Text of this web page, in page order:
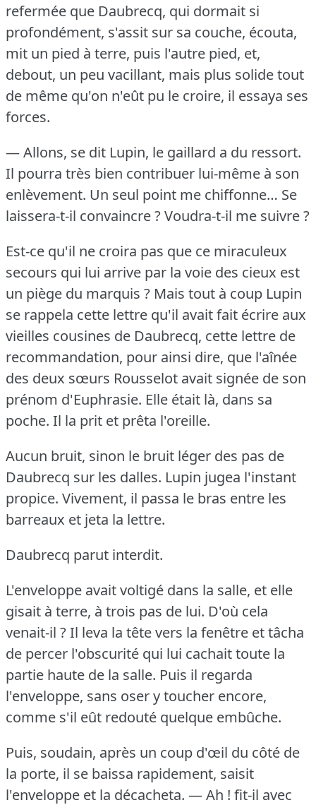
refermée que Daubrecq, qui dormait si
profondément, s'assit sur sa couche, écouta,
mit un pied à terre, puis l'autre pied, et,
debout, un peu vacillant, mais plus solide tout
de même qu'on n'eût pu le croire, il essaya ses
forces.
— Allons, se dit Lupin, le gaillard a du ressort.
Il pourra très bien contribuer lui-même à son
enlèvement. Un seul point me chiffonne… Se
laissera-t-il convaincre ?Voudra-t-il me suivre ?
Est-ce qu'il ne croira pas que ce miraculeux
secours qui lui arrive par la voie des cieux est
un piège du marquis ? Mais tout à coup Lupin
se rappela cette lettre qu'il avait fait écrire aux
vieilles cousines de Daubrecq, cette lettre de
recommandation, pour ainsi dire, que l'aînée
des deux sœurs Rousselot avait signée de son
prénom d'Euphrasie. Elle était là, dans sa
poche. Il la prit et prêta l'oreille.
Aucun bruit, sinon le bruit léger des pas de
Daubrecq sur les dalles. Lupin jugea l'instant
propice. Vivement, il passa le bras entre les
barreaux et jeta la lettre.
Daubrecq parut interdit.
L'enveloppe avait voltigé dans la salle, et elle
gisait à terre, à trois pas de lui. D'où cela
venait-il ?Il leva la tête vers la fenêtre et tâcha
de percer l'obscurité qui lui cachait toute la
partie haute de la salle. Puis il regarda
l'enveloppe, sans oser y toucher encore,
comme s'il eût redouté quelque embûche.
Puis, soudain, après un coup d'œil du côté de
la porte, il se baissa rapidement, saisit
l'enveloppe et la décacheta. — Ah ! fit-il avec